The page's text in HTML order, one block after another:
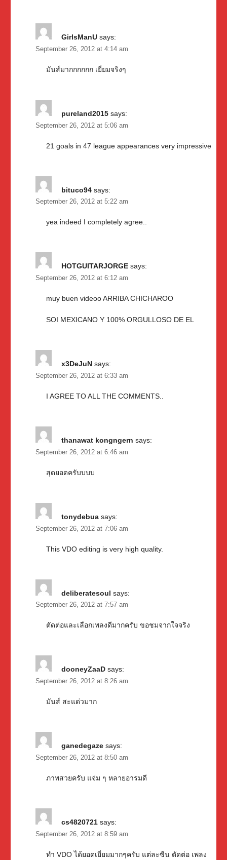
GirlsManU says:
September 26, 2012 at 4:14 am
มันส์มากกกกกก เยี่ยมจริงๆ
pureland2015 says:
September 26, 2012 at 5:06 am
21 goals in 47 league appearances very impressive
bituco94 says:
September 26, 2012 at 5:22 am
yea indeed I completely agree..
HOTGUITARJORGE says:
September 26, 2012 at 6:12 am
muy buen videoo ARRIBA CHICHAROO
SOI MEXICANO Y 100% ORGULLOSO DE EL
x3DeJuN says:
September 26, 2012 at 6:33 am
I AGREE TO ALL THE COMMENTS..
thanawat kongngern says:
September 26, 2012 at 6:46 am
สุดยอดครับบบบ
tonydebua says:
September 26, 2012 at 7:06 am
This VDO editing is very high quality.
deliberatesoul says:
September 26, 2012 at 7:57 am
ตัดต่อและเลือกเพลงดีมากครับ ขอชมจากใจจริง
dooneyZaaD says:
September 26, 2012 at 8:26 am
มันส์ สะแด่วมาก
ganedegaze says:
September 26, 2012 at 8:50 am
ภาพสวยครับ แจ่ม ๆ หลายอารมดี
cs4820721 says:
September 26, 2012 at 8:59 am
ทำ VDO ได้ยอดเยี่ยมมากๆครับ แต่ละซีน ตัดต่อ เพลง